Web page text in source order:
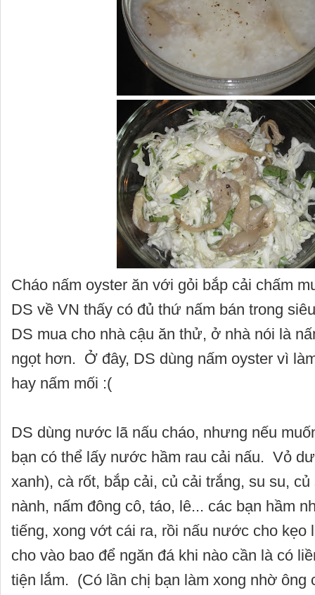
Cháo nấm oyster ăn với gỏi bắp cải chấm
DS về VN thấy có đủ thứ nấm bán trong
DS mua cho nhà cậu ăn thử, ở nhà nói là
ngọt hơn. Ở đây, DS dùng nấm oyster vì
hay nấm mối :(
DS dùng nước lã nấu cháo, nhưng nếu
bạn có thể lấy nước hầm rau cải nấu. Vỏ
xanh), cà rốt, bắp cải, củ cải trắng, su su,
nành, nấm đông cô, táo, lê... các bạn hầm
tiếng, xong vớt cái ra, rồi nấu nước cho kẹo
cho vào bao để ngăn đá khi nào cần là có
tiện lắm. (Có lần chị bạn làm xong nhờ ông